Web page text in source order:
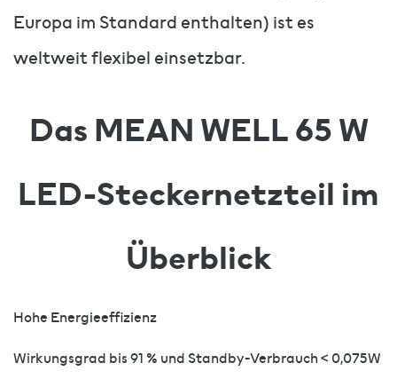
Europa im Standard enthalten) ist es
weltweit flexibel einsetzbar.
Das MEAN WELL 65 W
LED-Steckernetzteil im
Überblick
Hohe Energieeffizienz
Wirkungsgrad bis 91 % und Standby-Verbrauch < 0,075W